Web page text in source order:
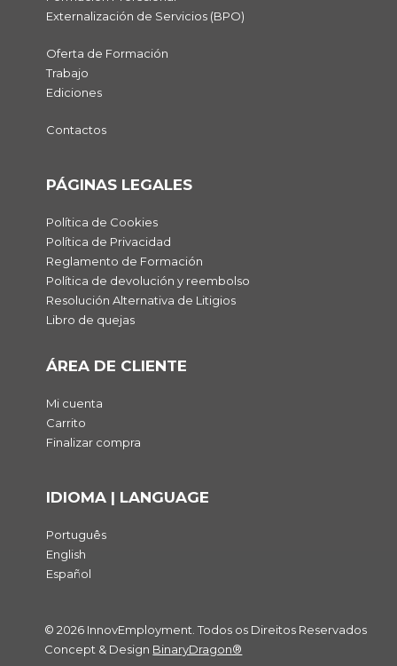
Externalización de Servicios (BPO)
Oferta de Formación
Trabajo
Ediciones
Contactos
PÁGINAS LEGALES
Política de Cookies
Política de Privacidad
Reglamento de Formación
Política de devolución y reembolso
Resolución Alternativa de Litigios
Libro de quejas
ÁREA DE CLIENTE
Mi cuenta
Carrito
Finalizar compra
IDIOMA | LANGUAGE
Português
English
Español
© 2026 InnovEmployment. Todos os Direitos Reservados
Concept & Design BinaryDragon®